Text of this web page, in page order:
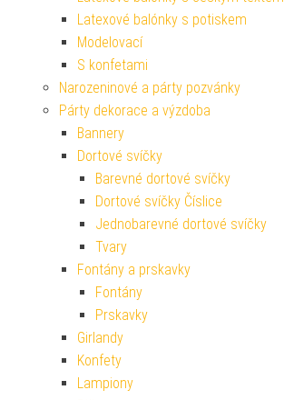
Latexové balónky s potiskem
Modelovací
S konfetami
Narozeninové a párty pozvánky
Párty dekorace a výzdoba
Bannery
Dortové svíčky
Barevné dortové svíčky
Dortové svíčky Číslice
Jednobarevné dortové svíčky
Tvary
Fontány a prskavky
Fontány
Prskavky
Girlandy
Konfety
Lampiony